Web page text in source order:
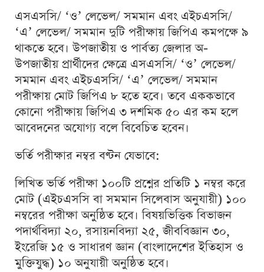
এসএসসি/ ‘ও’ লেভেল/ সমমান এবং এইচএসসি/
‘এ’ লেভেল/ সমমান দুটি পরীক্ষায় জিপিএ কমপক্ষে ৯
থাকতে হবে। উপজাতীয় ও পার্বত্য জেলার অ-
উপজাতীয় প্রার্থীদের ক্ষেত্রে এসএসসি/ ‘ও’ লেভেল/
সমমান এবং এইচএসসি/ ‘এ’ লেভেল/ সমমান
পরীক্ষায় মোট জিপিএ ৮ হতে হবে। তবে এককভাবে
কোনো পরীক্ষায় জিপিএ ৩ দশমিক ৫০ এর কম হলে
আবেদনের অযোগ্য বলে বিবেচিত হবেন।
ভর্তি পরীক্ষার নম্বর বণ্টন যেভাবে:
লিখিত ভর্তি পরীক্ষা ১০০টি প্রশ্নের প্রতিটি ১ নম্বর করে
মোট (এইচএসসি বা সমমান সিলেবাস অনুযায়ী) ১০০
নম্বরের পরীক্ষা অনুষ্ঠিত হবে। বিষয়ভিত্তিক বিভাজন
পদার্থবিদ্যা ২০, রসায়নবিদ্যা ২৫, জীববিজ্ঞান ৩০,
ইংরেজি ১৫ ও সাধারণ জ্ঞান (বাংলাদেশের ইতিহাস ও
মুক্তিযুদ্ধ) ১০ অনুযায়ী অনুষ্ঠিত হবে।